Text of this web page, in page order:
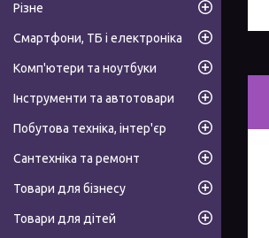
Різне
Смартфони, ТБ і електроніка
Комп'ютери та ноутбуки
Інструменти та автотовари
Побутова техніка, інтер'єр
Сантехніка та ремонт
Товари для бізнесу
Товари для дітей